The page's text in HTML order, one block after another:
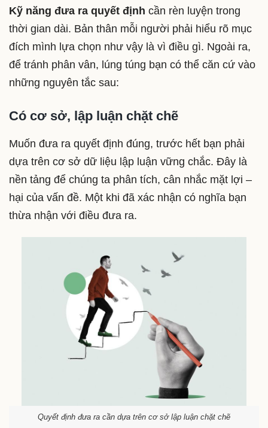
Kỹ năng đưa ra quyết định cần rèn luyện trong
thời gian dài. Bản thân mỗi người phải hiểu rõ mục
đích mình lựa chọn như vậy là vì điều gì. Ngoài ra,
để tránh phân vân, lúng túng bạn có thể căn cứ vào
những nguyên tắc sau:
Có cơ sở, lập luận chặt chẽ
Muốn đưa ra quyết định đúng, trước hết bạn phải
dựa trên cơ sở dữ liệu lập luận vững chắc. Đây là
nền tảng để chúng ta phân tích, cân nhắc mặt lợi –
hại của vấn đề. Một khi đã xác nhận có nghĩa bạn
thừa nhận với điều đưa ra.
Quyết định đưa ra cần dựa trên cơ sở lập luận chặt chẽ